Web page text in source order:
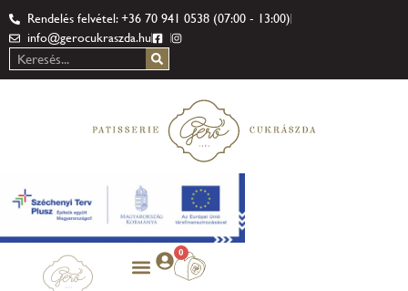
Rendelés felvétel: +36 70 941 0538 (07:00 - 13:00)
info@gerocukraszda.hu
0